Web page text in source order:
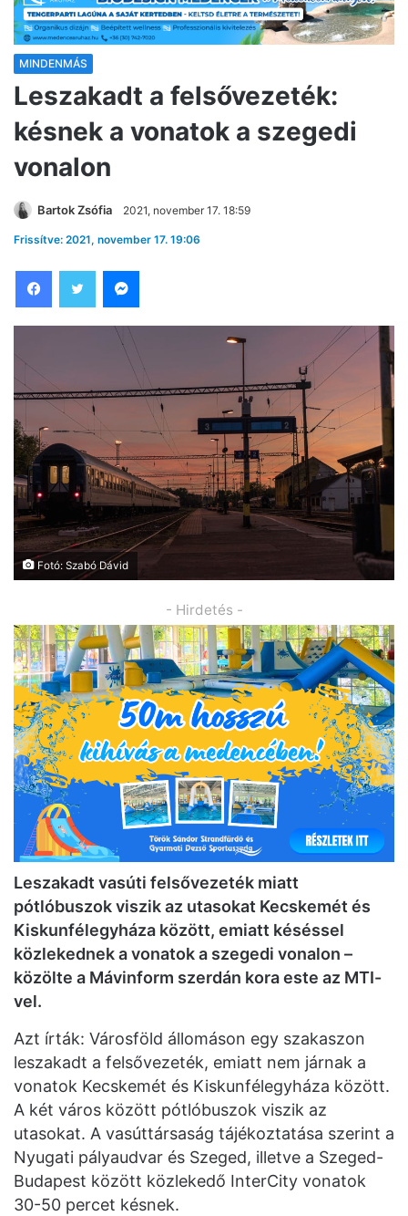
MINDENMÁS
Leszakadt a felsővezeték:
késnek a vonatok a szegedi
vonalon
Bartok Zsófia 2021, november 17. 18:59
Frissítve: 2021, november 17. 19:06
Fotó: Szabó Dávid
- Hirdetés -
Leszakadt vasúti felsővezeték miatt
pótlóbuszok viszik az utasokat Kecskemét és
Kiskunfélegyháza között, emiatt késéssel
közlekednek a vonatok a szegedi vonalon –
közölte a Mávinform szerdán kora este az MTI-
vel.
Azt írták: Városföld állomáson egy szakaszon
leszakadt a felsővezeték, emiatt nem járnak a
vonatok Kecskemét és Kiskunfélegyháza között.
A két város között pótlóbuszok viszik az
utasokat. A vasúttársaság tájékoztatása szerint a
Nyugati pályaudvar és Szeged, illetve a Szeged-
Budapest között közlekedő InterCity vonatok
30-50 percet késnek.